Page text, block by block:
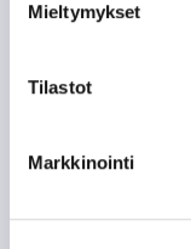
Mieltymykset
Tilastot
Markkinointi
60-